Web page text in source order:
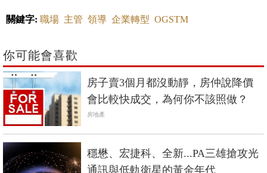
關鍵字: 職場 主管 領導 企業轉型 OGSTM
你可能會喜歡
房子賣3個月都沒動靜，房仲說降價
會比較快成交，為何你不該照做？
房地產
穩懋、宏捷科、全新...PA三雄搶攻光
通訊與低軌衛星的黃金年代